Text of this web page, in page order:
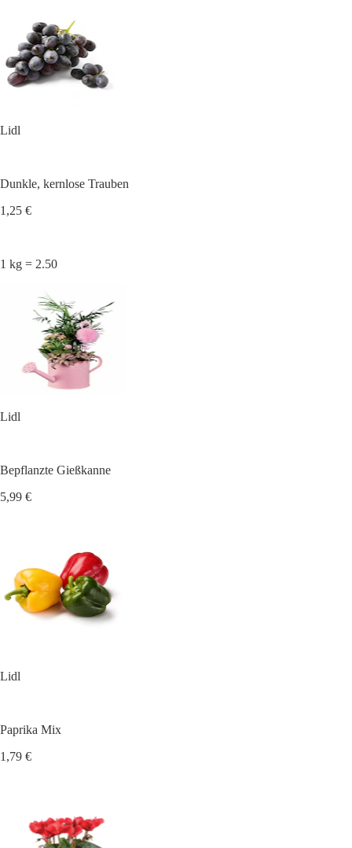
Lidl
Dunkle, kernlose Trauben
1,25 €
1 kg = 2.50
Lidl
Bepflanzte Gießkanne
5,99 €
Lidl
Paprika Mix
1,79 €